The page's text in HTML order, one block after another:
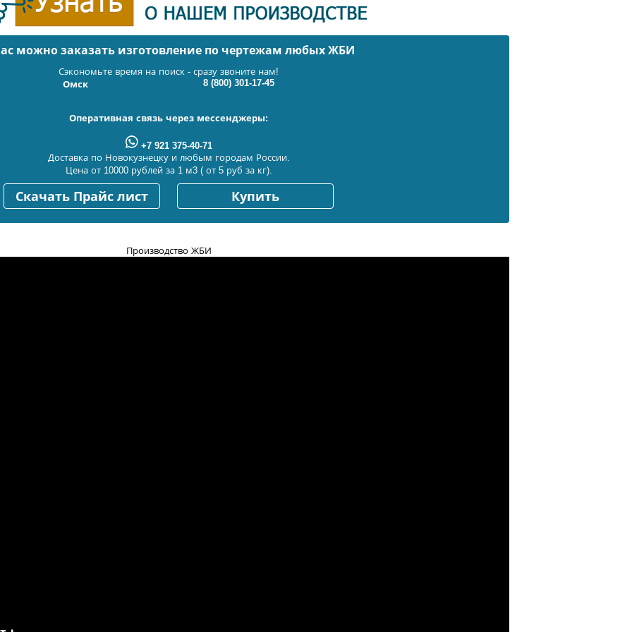
можно заказать изготовление по чертежам любых ЖБИ
Сэкономьте время на поиск - сразу звоните нам!
Омск
8 (800) 301-17-45
Оперативная связь через мессенджеры:
+7 921 375-40-71
Доставка по Новокузнецку и любым городам России.
Цена от 10000 рублей за 1 м3 ( от 5 руб за кг).
Скачать Прайс лист Купить
Производство ЖБИ